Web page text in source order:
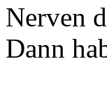
Nerven
Dann